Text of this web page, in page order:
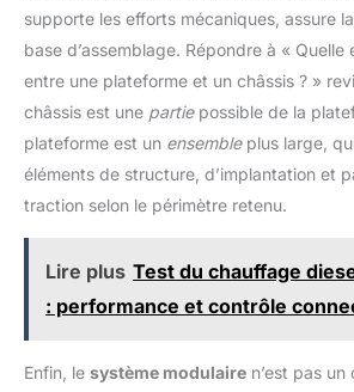
supporte les efforts mécaniques, assure
base d’assemblage. Répondre à «
entre une plateforme et un châssis ? »
châssis est une partiepossible de la
plateforme est un ensembleplus large,
éléments de structure, d’implantation et
traction selon le périmètre retenu.
Lire plus Test du chauffage
: performance et contrôle
Enfin, le système modulaire n’est pas